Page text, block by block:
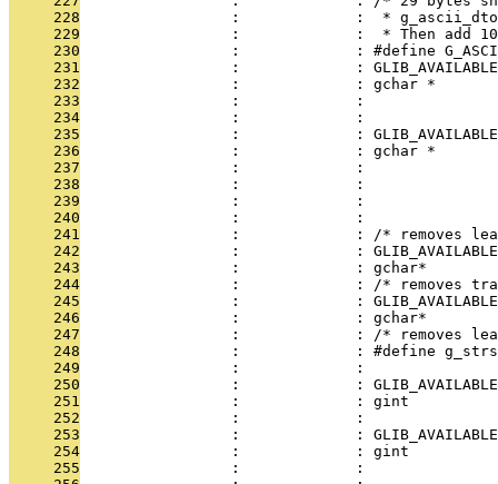
     228
:             :  *
     229
:             :  * Then add
     230
:             : #define
     231
:             :
     232
:             : gchar *
     233
:             :
     234
:             :
     235
:             :
     236
:             : gchar *
     237
:             :
     238
:             :
     239
:             :
     240
                 :             :
     241
:             : /* removes
     242
:             :
     243
:             : gchar*
     244
:             : /* removes
     245
:             :
     246
:             : gchar*
     247
:             : /* removes
     248
:             : #define
     249
                 :             :
     250
:             :
     251
:             : gint
     252
:             :
     253
:             :
     254
:             : gint
     255
:             :